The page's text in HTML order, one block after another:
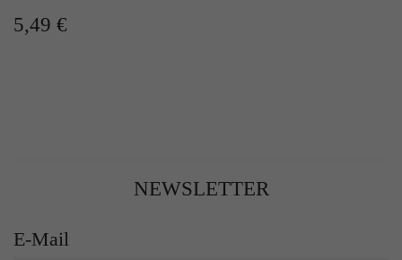
5,49 €
NEWSLETTER
E-Mail